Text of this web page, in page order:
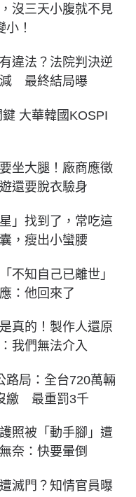
沒三天小腹就不見
小！
違法？法院判決逆
最終結局曝
大華韓國KOSPI
坐大腿！廠商應徵
還要脫衣驗身
」找到了，常吃這
，瘦出小蠻腰
不知自己已離世」
：他回來了
真的！製作人還原
我們無法介入
路局：全台720萬輛
繳 最重罰3千
照被「動手腳」遭
奈：快要暈倒
滅門？知情官員曝